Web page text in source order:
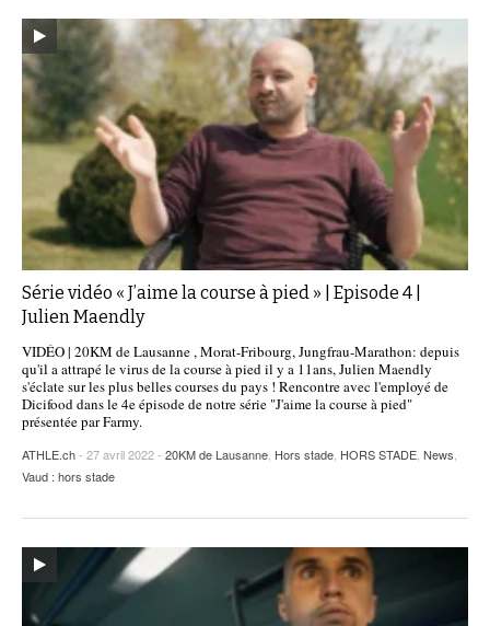
Série vidéo « J’aime la course à pied » | Episode 4 |
Julien Maendly
VIDÉO | 20KM de Lausanne , Morat-Fribourg, Jungfrau-Marathon: depuis
qu'il a attrapé le virus de la course à pied il y a 11ans, Julien Maendly
s'éclate sur les plus belles courses du pays ! Rencontre avec l'employé de
Dicifood dans le 4e épisode de notre série "J'aime la course à pied"
présentée par Farmy.
ATHLE.ch- 27 avril 2022 - 20KM de Lausanne, Hors stade, HORS STADE, News,
Vaud : hors stade